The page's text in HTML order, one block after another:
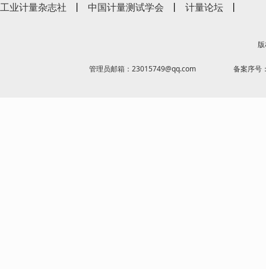
工业计量杂志社
丨 中国计量测试学会 丨 计量论坛 丨
管理员邮箱：23015749@qq.com 备案序号